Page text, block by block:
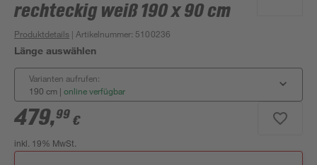
rechteckig weiß 190 x 90 cm
Produktdetails | Artikelnummer: 5100236
Länge auswählen
Varianten aufrufen:
190 cm | online verfügbar
479,99 €
inkl. 19% MwSt.